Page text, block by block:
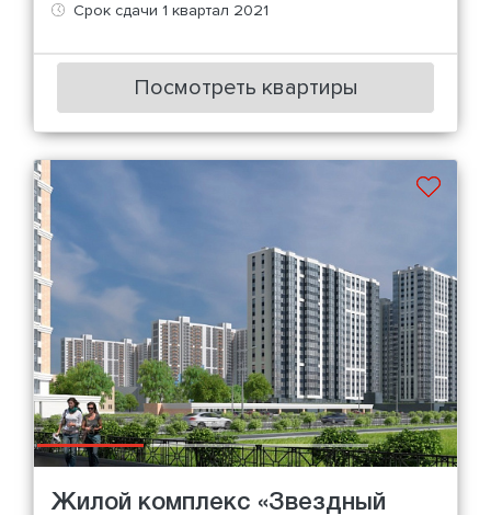
Срок сдачи 1 квартал 2021
Посмотреть квартиры
Жилой комплекс «Звездный